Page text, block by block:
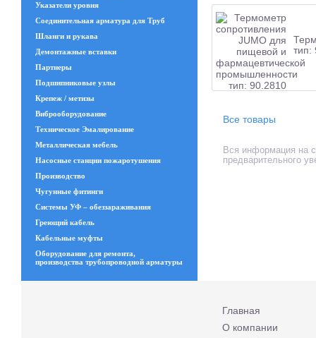
Указатели уровня
Соединительная арматура для Труб
Шланги и рукава
Демонтажные вставки
Партнеры
Подшипниковые узлы
Крепеж / метизы
Виброоборудование
Техническое Эмалирование
Металлическая мебель
Насосные станции пожаротушения
Производство
Чугунные фитинги
Системы УФ – обеззараживания
Греющий кабель
Кабельные муфты
Оборудование для ремонта,
производства трубопроводной арматуры
тип:
Все товары
Вся информация на
предварительного
Главная
О компании